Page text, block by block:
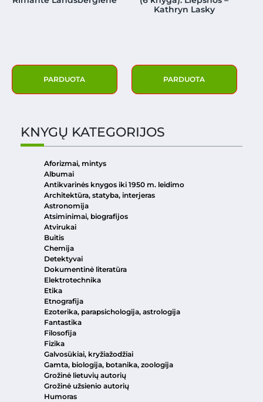
PARDUOTA
Kathryn Lasky
PARDUOTA
KNYGŲ KATEGORIJOS
Aforizmai, mintys
Albumai
Antikvarinės knygos iki 1950 m. leidimo
Architektūra, statyba, interjeras
Astronomija
Atsiminimai, biografijos
Atvirukai
Buitis
Chemija
Detektyvai
Dokumentinė literatūra
Elektrotechnika
Etika
Etnografija
Ezoterika, parapsichologija, astrologija
Fantastika
Filosofija
Fizika
Galvosūkiai, kryžiažodžiai
Gamta, biologija, botanika, zoologija
Grožinė lietuvių autorių
Grožinė užsienio autorių
Humoras